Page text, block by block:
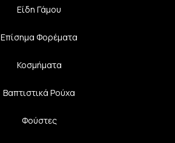
Είδη Γάμου
Επίσημα Φορέματα
Κοσμήματα
Βαπτιστικά Ρούχα
Φούστες